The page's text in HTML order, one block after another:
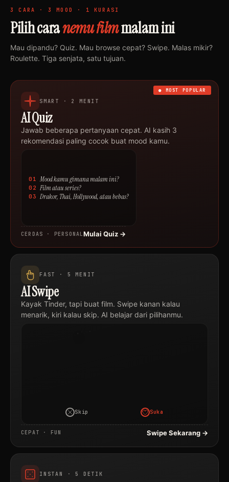
3 CARA · 3 MOOD · 1 KURASI
Pilih caranemu filmmalam ini
Mau dipandu? Quiz. Mau browse cepat? Swipe. Malas mikir?
Roulette. Tiga senjata, satu tujuan.
● MOST POPULAR
SMART · 2 MENIT
AI Quiz
Jawab beberapa pertanyaan cepat. AI kasih 3
rekomendasi paling cocok buat mood kamu.
01 Mood kamu gimana malam ini?
02 Film atau series?
03 Drakor, Thai, Hollywood, atau bebas?
CERDAS · PERSONALMulai Quiz →
FAST · 5 MENIT
AI Swipe
Kayak Tinder, tapi buat film. Swipe kanan kalau
menarik, kiri kalau skip. AI belajar dari pilihanmu.
Judul
Film
Drakor
·
Skip Suka
CEPAT · FUN Swipe Sekarang →
INSTAN · 5 DETIK